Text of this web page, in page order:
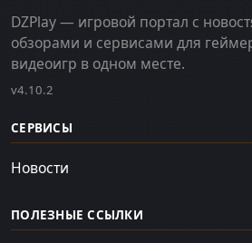
DZPlay — игровой портал с
обзорами и сервисами для
видеоигр в одном месте.
v4.10.2
СЕРВИСЫ
Новости
ПОЛЕЗНЫЕ ССЫЛКИ